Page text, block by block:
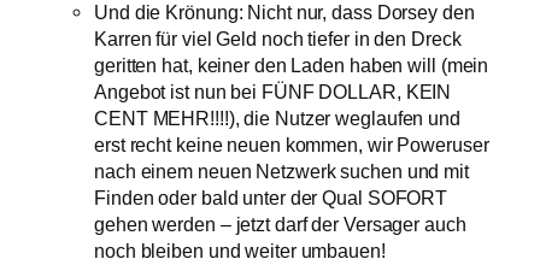
Und die Krönung: Nicht nur, dass Dorsey den
Karren für viel Geld noch tiefer in den Dreck
geritten hat, keiner den Laden haben will (mein
Angebot ist nun bei FÜNF DOLLAR, KEIN
CENT MEHR!!!!), die Nutzer weglaufen und
erst recht keine neuen kommen, wir Poweruser
nach einem neuen Netzwerk suchen und mit
Finden oder bald unter der Qual SOFORT
gehen werden – jetzt darf der Versager auch
noch bleiben und weiter umbauen!